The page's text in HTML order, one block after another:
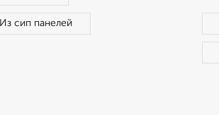
Из сип панелей